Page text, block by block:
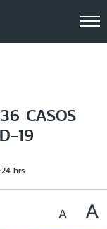
CASOS
19
hrs